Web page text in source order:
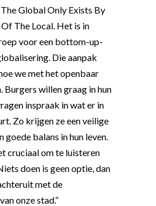
Global Only Exists By
The Local. Het is in
voor een bottom-up-
Die aanpak
we met het openbaar
Burgers willen graag in hun
inspraak in wat er in
Zo krijgen ze een veilige
goede balans in hun leven.
cruciaal om te luisteren
doen is geen optie, dan
met de
onze stad.”